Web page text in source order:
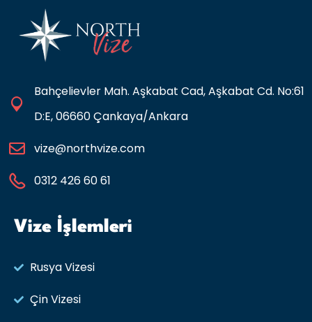
Bahçelievler Mah. Aşkabat Cad, Aşkabat Cd. No:61
D:E, 06660 Çankaya/Ankara
vize@northvize.com
0312 426 60 61
Vize İşlemleri
Rusya Vizesi​
Çin Vizesi